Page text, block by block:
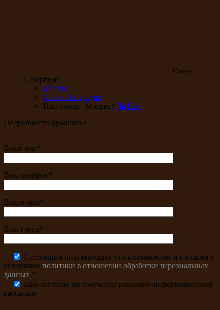
Санкт-
Петербург
Москва
Санкт-Петербург
Ваш город - Москва? Да Нет
Подробности франшизы
Ваше имя*
Ваш телефон*
Ваш e-mail*
Ваш город*
Настоящим подтверждаю, что я ознакомлен и согласен с
условиями политики в отношении обработки персональных
данных.*
Даю согласие на получение рекламно-информационной
рассылки